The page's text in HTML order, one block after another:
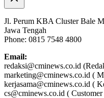
Jl. Perum KBA Cluster Bale
Jawa Tengah
Phone: 0815 7548 4800
Email:
redaksi@cminews.co.id
marketing@cminews.co.id (
kerjasama@cminews.co.id (
cs@cminews.co.id ( Customer